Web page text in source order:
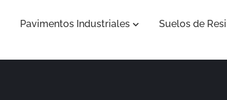
Pavimentos Industriales Abrir Pavimentos
Suelos de